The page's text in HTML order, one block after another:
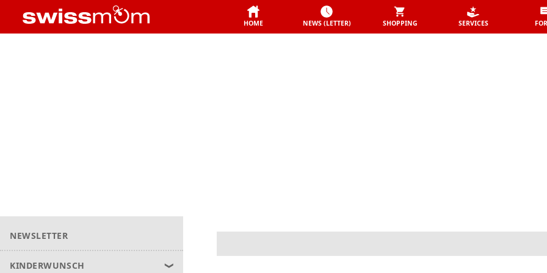
HOME NEWS (LETTER) SHOPPING SERVICES
NEWSLETTER
KINDERWUNSCH